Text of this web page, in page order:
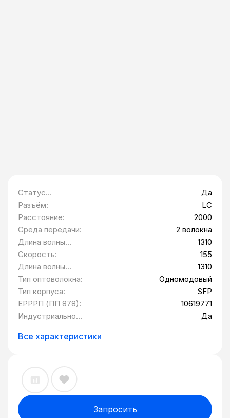
Статус
Минпромторг:
Да
Разъём:
LC
Расстояние:
2000
Среда передачи:
2 волокна
Длина волны
приемника (RX):
1310
Скорость:
155
Длина волны
передатчика
(TX):
1310
Тип оптоволокна:
Одномодовый
Тип корпуса:
SFP
ЕРРРП (ПП 878):
10619771
Индустриальное
Да
Все характеристики
Запросить